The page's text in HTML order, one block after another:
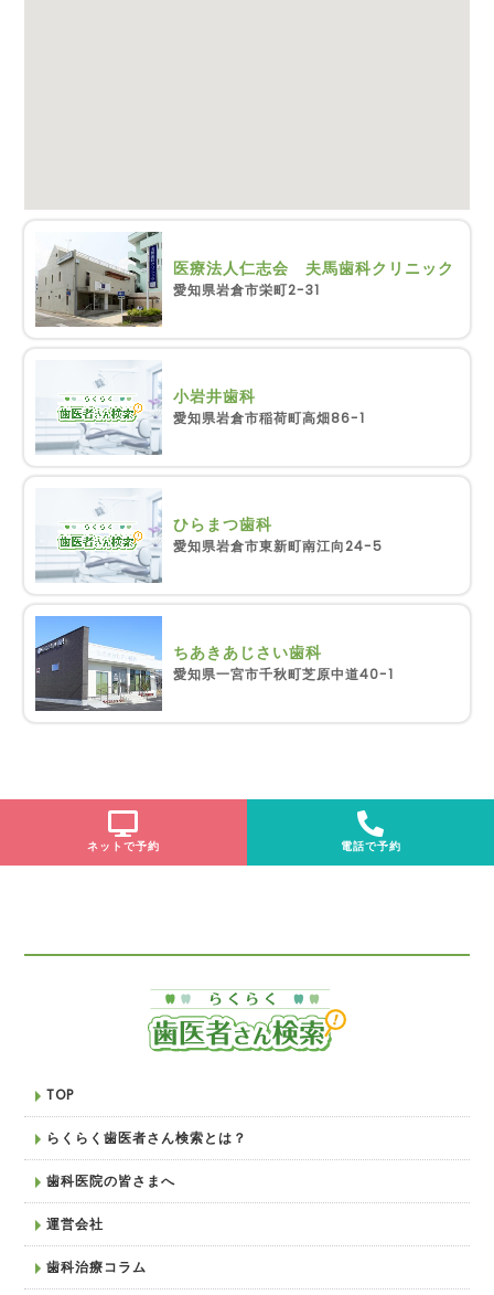
医療法人仁志会 夫馬歯科クリニック
愛知県岩倉市栄町2-31
小岩井歯科
愛知県岩倉市稲荷町高畑86-1
ひらまつ歯科
愛知県岩倉市東新町南江向24-5
ちあきあじさい歯科
愛知県一宮市千秋町芝原中道40-1
ネットで予約 電話で予約
TOP
らくらく歯医者さん検索とは？
歯科医院の皆さまへ
運営会社
歯科治療コラム